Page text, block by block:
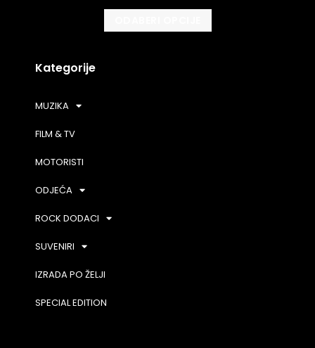
Kategorije
MUZIKA
FILM & TV
MOTORISTI
ODJEĆA
ROCK DODACI
SUVENIRI
IZRADA PO ŽELJI
SPECIAL EDITION